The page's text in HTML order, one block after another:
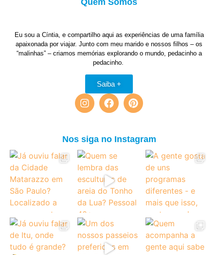
Eu sou a Cíntia, e compartilho aqui as experiências de uma família
apaixonada por viajar. Junto com meu marido e nossos filhos – os
“malinhas” – criamos memórias explorando o mundo, pedacinho a
pedacinho.
Saiba +
Nos siga no Instagram